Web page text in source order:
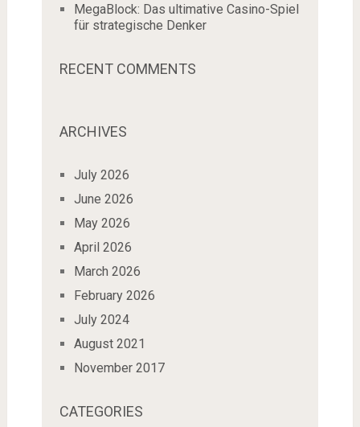
MegaBlock: Das ultimative Casino-Spiel
für strategische Denker
RECENT COMMENTS
ARCHIVES
July 2026
June 2026
May 2026
April 2026
March 2026
February 2026
July 2024
August 2021
November 2017
CATEGORIES